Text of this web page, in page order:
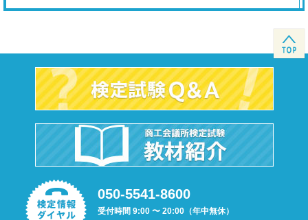
050-5541-8600
受付時間 9:00 〜 20:00（年中無休）